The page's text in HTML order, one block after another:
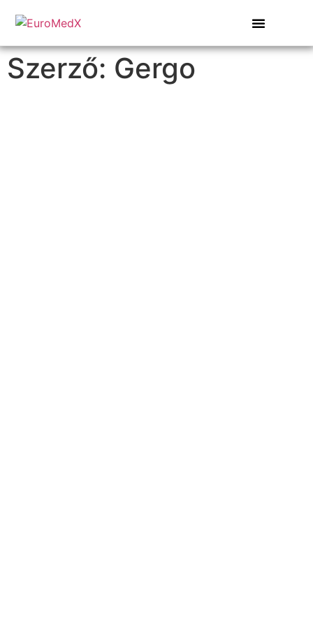
Szerző: Gergo